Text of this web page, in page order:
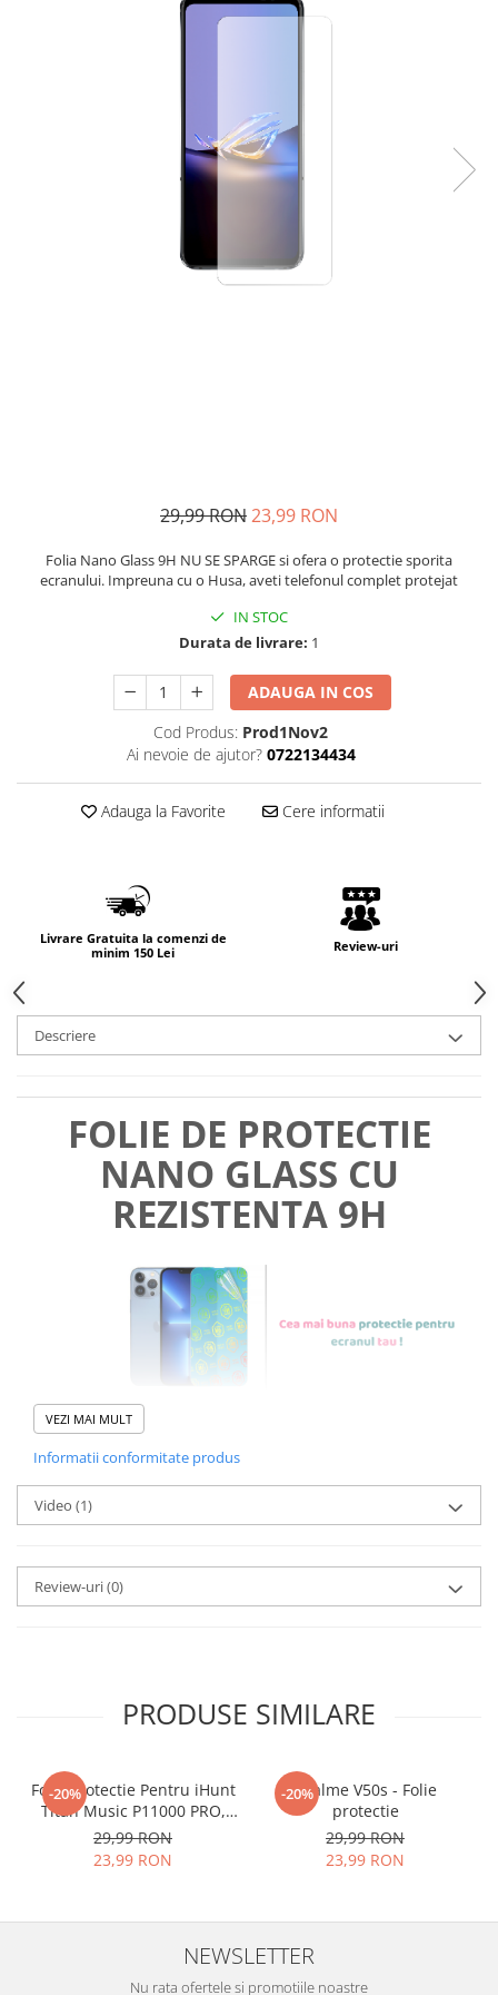
29,99 RON23,99 RON
Folia Nano Glass 9H NU SE SPARGE si ofera o protectie sporita
ecranului. Impreuna cu o Husa, aveti telefonul complet protejat
IN STOC
Durata de livrare: 1
ADAUGA IN COS
Cod Produs: Prod1Nov2
Ai nevoie de ajutor? 0722134434
Adauga la Favorite Cere informatii
Livrare Gratuita la comenzi de
minim 150 Lei
Review-uri
Descriere
FOLIE DE PROTECTIE
NANO GLASS CU
REZISTENTA 9H
Foliile noastre sunt
tu.
Materialul folosit in
esteNano Glass flexibil.
AcestagaranteazacaNU SE
SPARGE in mii de cioburi
ascutite si periculoase.
zgarieturi si spargere, ci si
INTARESTE ecranul!
VEZI MAI MULT
Informatii conformitate produs
Video (1)
Review-uri(0)
PRODUSE SIMILARE
-20%
Folie Protectie Pentru iHunt
Titan Music P11000 PRO,
VDOO
29,99 RON
23,99 RON
-20%
Realme V50s - Folie
protectie
29,99 RON
23,99 RON
NEWSLETTER
Nu rata ofertele si promotiile noastre